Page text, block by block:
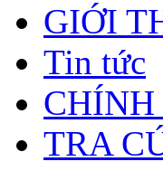
GIỚI
Tin tức
TRA